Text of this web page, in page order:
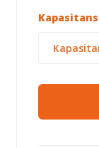
Kapasitans